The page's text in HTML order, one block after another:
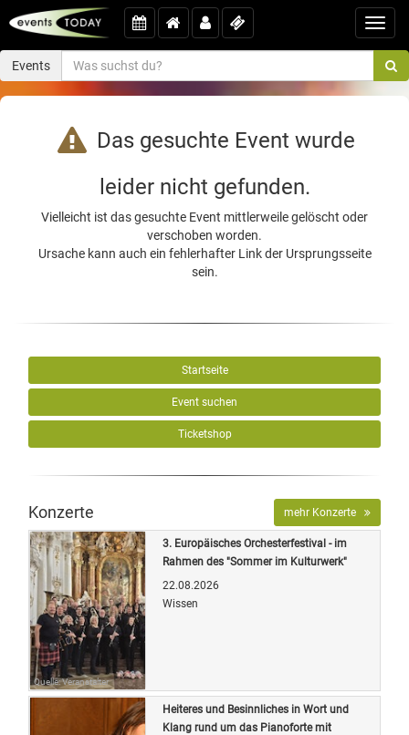
Events
Das gesuchte Event wurde
leider nicht gefunden.
Vielleicht ist das gesuchte Event mittlerweile gelöscht oder
verschoben worden.
Ursache kann auch ein fehlerhafter Link der Ursprungsseite
sein.
Startseite
Event suchen
Ticketshop
Konzerte mehr Konzerte
Quelle: Veranstalter
3. Europäisches Orchesterfestival - im
Rahmen des "Sommer im Kulturwerk"
22.08.2026
Wissen
Heiteres und Besinnliches in Wort und
Klang rund um das Pianoforte mit